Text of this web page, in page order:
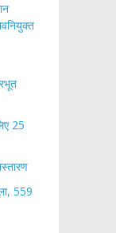
25
559